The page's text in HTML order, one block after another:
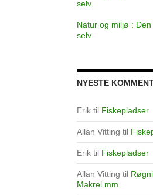
selv.
Natur og miljø :
selv.
NYESTE
Erik til Fiskepladser
Allan Vitting til
Erik til Fiskepladser
Allan Vitting til
Makrel mm.